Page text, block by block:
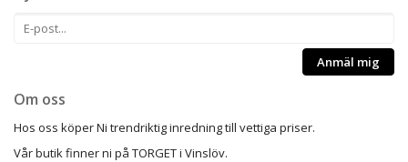
Anmäl mig
Om oss
Hos oss köper Ni trendriktig inredning till vettiga priser.
Vår butik finner ni på TORGET i Vinslöv.